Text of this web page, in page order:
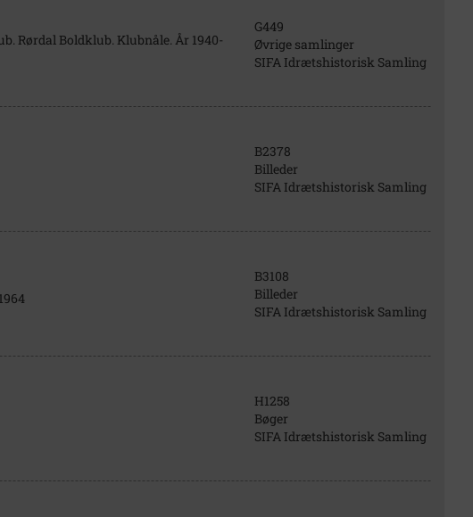
Rørdal Boldklub. Klubnåle. År 1940-
G449
Øvrige samlinger
SIFA Idrætshistorisk Samling
B2378
Billeder
SIFA Idrætshistorisk Samling
B3108
Billeder
SIFA Idrætshistorisk Samling
H1258
Bøger
SIFA Idrætshistorisk Samling